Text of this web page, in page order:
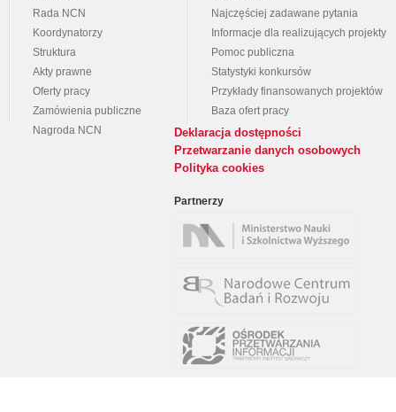
Rada NCN
Koordynatorzy
Struktura
Akty prawne
Oferty pracy
Zamówienia publiczne
Nagroda NCN
Najczęściej zadawane pytania
Informacje dla realizujących projekty
Pomoc publiczna
Statystyki konkursów
Przykłady finansowanych projektów
Baza ofert pracy
Deklaracja dostępności
Przetwarzanie danych osobowych
Polityka cookies
Partnerzy